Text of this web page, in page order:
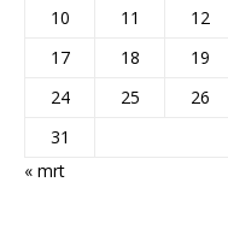
10
11 12
17
18 19
24
25 26
31
« mrt